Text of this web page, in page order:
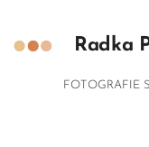
Radka
FOTOGRAFIE S